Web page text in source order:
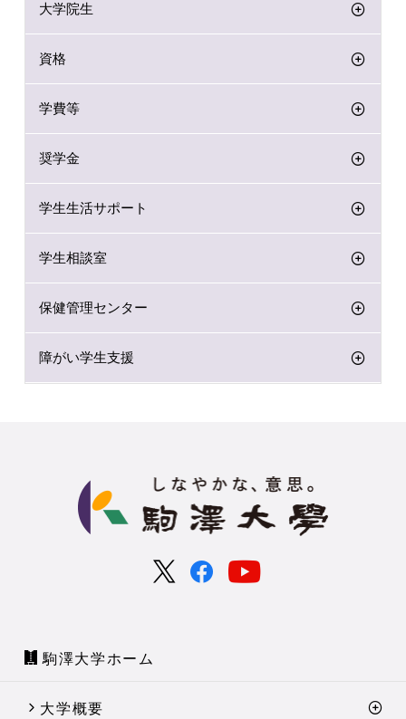
大学院生
資格
学費等
奨学金
学生生活サポート
学生相談室
保健管理センター
障がい学生支援
駒澤大学ホーム
大学概要